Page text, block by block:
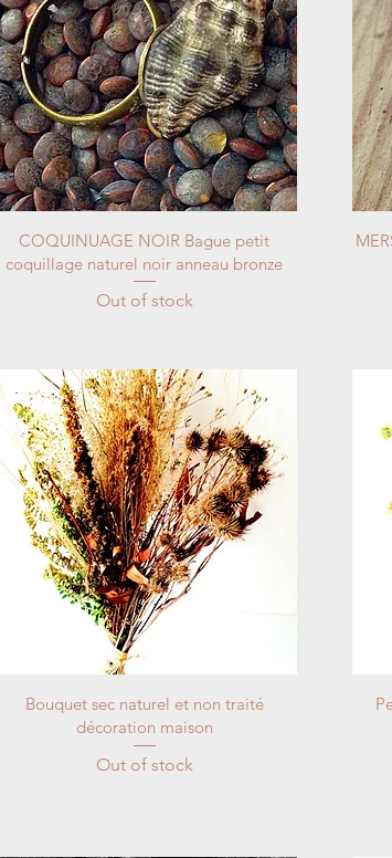
COQUINUAGE NOIR Bague petit
coquillage naturel noir anneau bronze
Out of stock
Bouquet sec naturel et non traité
décoration maison
Out of stock